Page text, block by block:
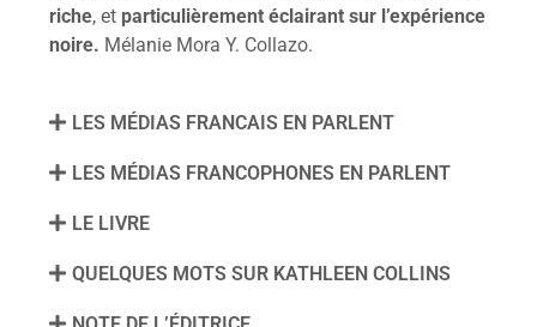
riche, et particulièrement éclairant sur l’expérience
noire. Mélanie Mora Y. Collazo.
LES MÉDIAS FRANCAIS EN PARLENT
LES MÉDIAS FRANCOPHONES EN PARLENT
LE LIVRE
QUELQUES MOTS SUR KATHLEEN COLLINS